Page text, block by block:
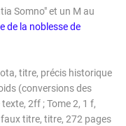
Somno" et un M au
de la noblesse de
titre, précis historique
(conversions des
2ff ; Tome 2, 1 f,
titre, titre, 272 pages